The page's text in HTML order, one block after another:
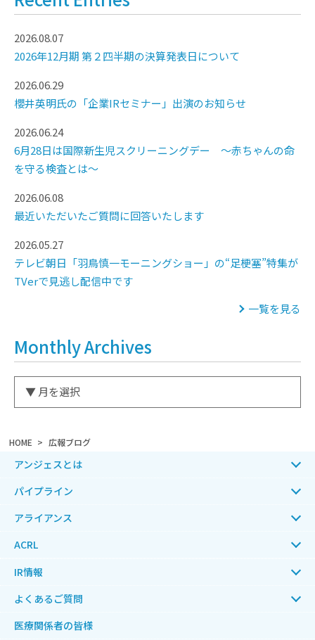
HOME 広報ブログ
2026.08.07
2026年12月期 第２四半期の決算発表日について
2026.06.29
櫻井英明氏の「企業IRセミナー」出演のお知らせ
2026.06.24
6月28日は国際新生児スクリーニングデー ～赤ちゃんの命
を守る検査とは～
2026.06.08
最近いただいたご質問に回答いたします
2026.05.27
テレビ朝日「羽鳥慎一モーニングショー」の“足梗塞”特集が
TVerで見逃し配信中です
一覧を見る
Monthly Archives
アンジェスとは
パイプライン
アライアンス
ACRL
IR情報
よくあるご質問
医療関係者の皆様